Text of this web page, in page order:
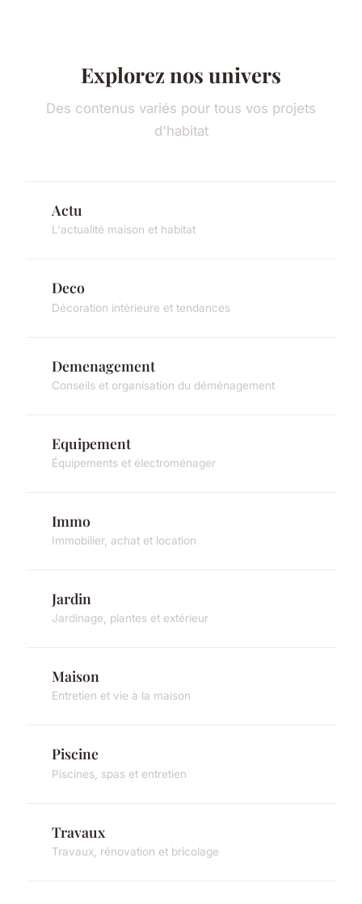
Explorez nos univers
Des contenus variés pour tous vos projets
d'habitat
Actu
L'actualité maison et habitat
Deco
Décoration intérieure et tendances
Demenagement
Conseils et organisation du déménagement
Equipement
Équipements et électroménager
Immo
Immobilier, achat et location
Jardin
Jardinage, plantes et extérieur
Maison
Entretien et vie à la maison
Piscine
Piscines, spas et entretien
Travaux
Travaux, rénovation et bricolage